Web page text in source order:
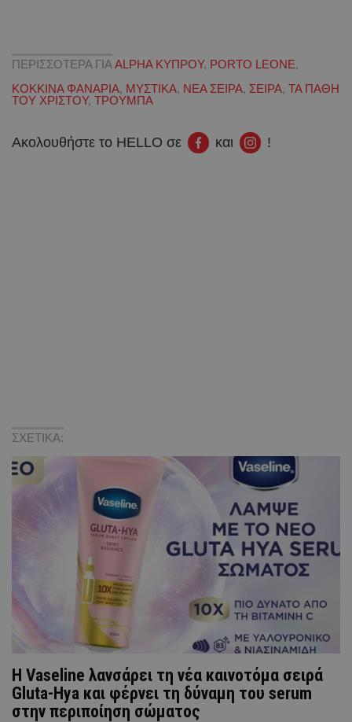
ΠΕΡΙΣΣΟΤΕΡΑ ΓΙΑ ALPHA KΥΠΡΟΥ, PORTO LEONE,
ΚΟΚΚΙΝΑ ΦΑΝΑΡΙΑ, ΜΥΣΤΙΚΑ, ΝΕΑ ΣΕΙΡΑ, ΣΕΙΡΑ, ΤΑ ΠΑΘΗ
ΤΟΥ ΧΡΙΣΤΟΥ, ΤΡΟΥΜΠΑ
Ακολουθήστε το HELLO σε και !
ΣΧΕΤΙΚΑ:
Η Vaseline λανσάρει τη νέα καινοτόμα σειρά
Gluta-Hya και φέρνει τη δύναμη του serum
στην περιποίηση σώματος